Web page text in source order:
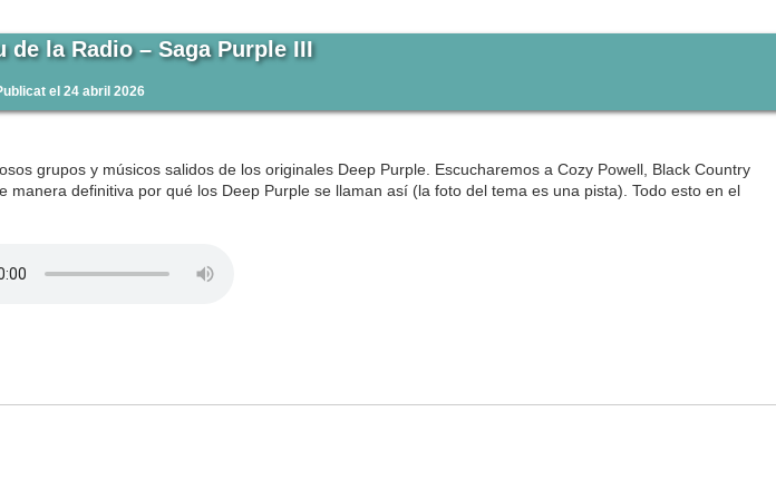
de la Radio – Saga Purple III
el 24 abril 2026
grupos y músicos salidos de los originales Deep Purple. Escucharemos a Cozy Powell, Black Country
definitiva por qué los Deep Purple se llaman así (la foto del tema es una pista). Todo esto en el